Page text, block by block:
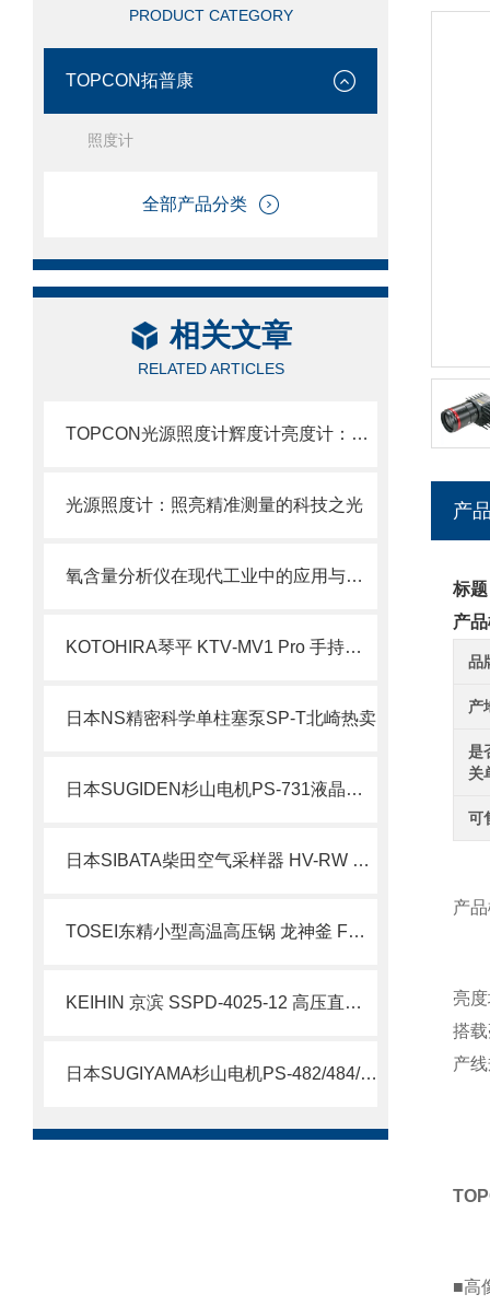
PRODUCT CATEGORY
TOPCON拓普康
照度计
全部产品分类
相关文章
RELATED ARTICLES
TOPCON光源照度计辉度计亮度计：光环境测量的精密
光源照度计：照亮精准测量的科技之光
氧含量分析仪在现代工业中的应用与重要性
KOTOHIRA琴平 KTV‑MV1 Pro 手持无尘室吸尘器 产品分析
日本NS精密科学单柱塞泵SP-T北崎热卖
日本SUGIDEN杉山电机PS-731液晶显示屏电子凸轮
日本SIBATA柴田空气采样器 HV-RW 二恶英套件简述
TOSEI东精小型高温高压锅 龙神釜 FCS-KM77
KEIHIN 京滨 SSPD-4025-12 高压直动电磁阀 12A 加厚阀体不锈钢电磁阀 简介
日本SUGIYAMA杉山电机PS-482/484/488 高精度跳削检测仪北崎热卖
产
标
产
品
产
是
关
可
产
亮
搭
产
■高